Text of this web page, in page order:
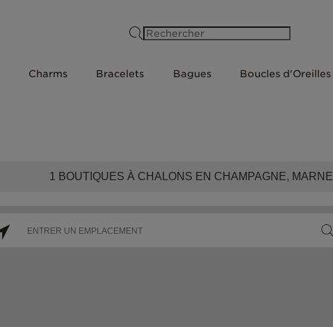
Charms Bracelets Bagues Boucles d'Oreilles
1 BOUTIQUES À CHALONS EN CHAMPAGNE, MARNE